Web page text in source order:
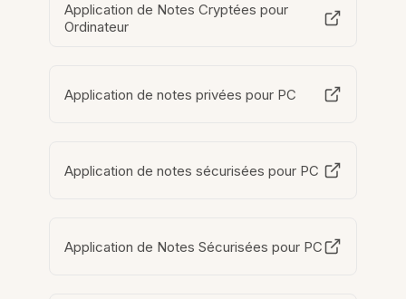
Application de Notes Cryptées pour
Ordinateur
Application de notes privées pour PC
Application de notes sécurisées pour PC
Application de Notes Sécurisées pour PC